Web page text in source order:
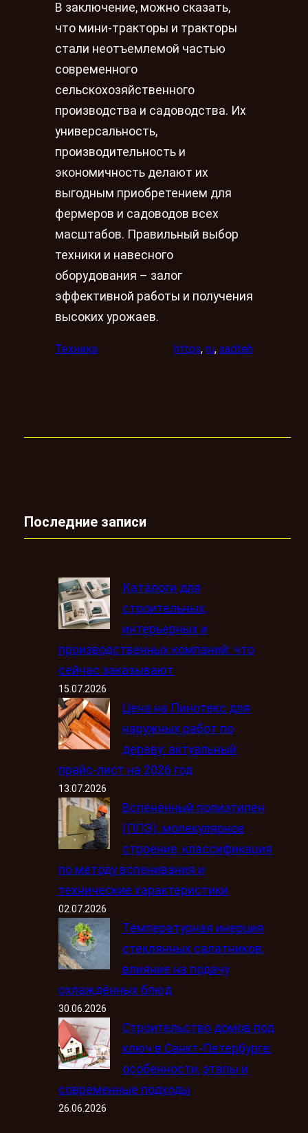
В заключение, можно сказать,
что мини-тракторы и тракторы
стали неотъемлемой частью
современного
сельскохозяйственного
производства и садоводства. Их
универсальность,
производительность и
экономичность делают их
выгодным приобретением для
фермеров и садоводов всех
масштабов. Правильный выбор
техники и навесного
оборудования – залог
эффективной работы и получения
высоких урожаев.
Техника https, ru, sadteh
Последние записи
Каталоги для
строительных,
интерьерных и
производственных компаний: что
сейчас заказывают
15.07.2026
Цена на Пинотекс для
наружных работ по
дереву: актуальный
прайс-лист на 2026 год
13.07.2026
Вспененный полиэтилен
(ППЭ): молекулярное
строение, классификация
по методу вспенивания и
технические характеристики
02.07.2026
Температурная инерция
стеклянных салатников:
влияние на подачу
охлаждённых блюд
30.06.2026
Строительство домов под
ключ в Санкт-Петербурге:
особенности, этапы и
современные подходы
26.06.2026